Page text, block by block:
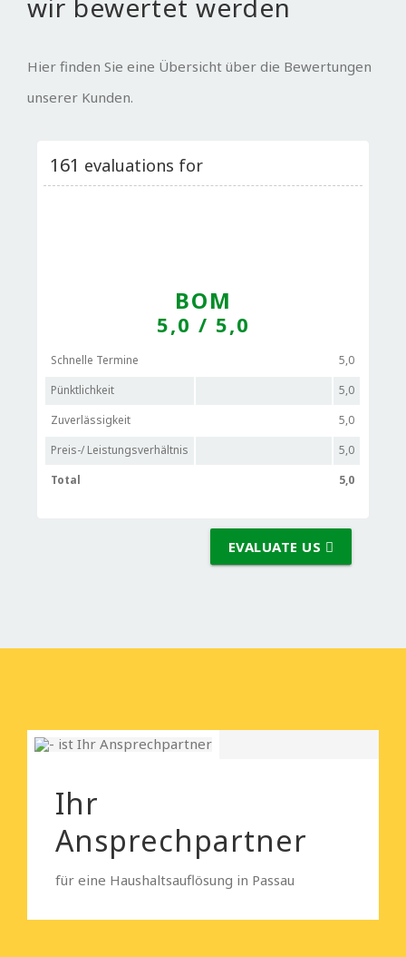
wir bewertet werden
Hier finden Sie eine Übersicht über die Bewertungen
unserer Kunden.
161 evaluations for
BOM
5,0 / 5,0
Schnelle Termine
5,0
Pünktlichkeit
5,0
Zuverlässigkeit
5,0
Preis-/ Leistungsverhältnis
5,0
Total
5,0
EVALUATE US
Ihr
Ansprechpartner
für eine Haushaltsauflösung in Passau